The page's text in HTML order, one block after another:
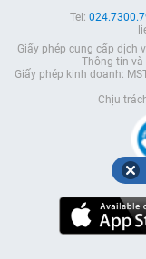
Tel:
Giấy phép cung cấp dịch
Thông tin
Giấy phép kinh doanh:
Chịu